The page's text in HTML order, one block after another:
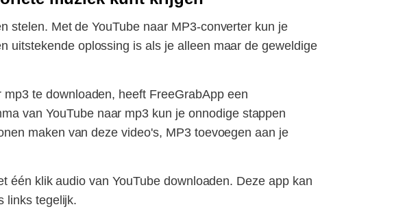
stelen. Met de YouTube naar MP3-converter kun je
uitstekende oplossing is als je alleen maar de geweldige
te downloaden, heeft FreeGrabApp een
van YouTube naar mp3 kun je onnodige stappen
maken van deze video's, MP3 toevoegen aan je
één klik audio van YouTube downloaden. Deze app kan
links tegelijk.